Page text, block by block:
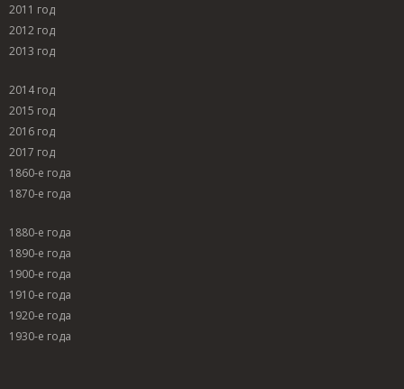
2011 год
2012 год
2013 год
2014 год
2015 год
2016 год
2017 год
1860-е года
1870-е года
1880-е года
1890-е года
1900-е года
1910-е года
1920-е года
1930-е года